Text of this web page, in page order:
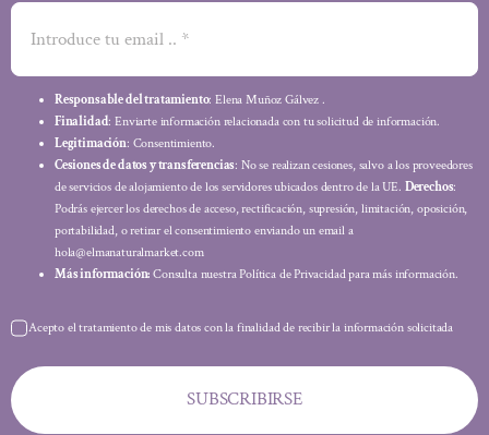
Responsable del tratamiento: Elena Muñoz Gálvez .
Finalidad: Enviarte información relacionada con tu solicitud de información.
Legitimación: Consentimiento.
Cesiones de datos y transferencias: No se realizan cesiones, salvo a los proveedores
de servicios de alojamiento de los servidores ubicados dentro de la UE. Derechos:
Podrás ejercer los derechos de acceso, rectificación, supresión, limitación, oposición,
portabilidad, o retirar el consentimiento enviando un email a
hola@elmanaturalmarket.com
Más información: Consulta nuestra Política de Privacidad para más información.
Acepto el tratamiento de mis datos con la finalidad de recibir la información solicitada
SUBSCRIBIRSE